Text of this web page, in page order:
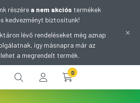
részére a nem akciós termékek
kedvezményt biztosítunk!
lévő rendeléseket még aznap
így másnapra már az
a megrendelt termék.
0